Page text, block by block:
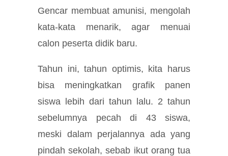
Gencar membuat amunisi, mengolah
kata-kata menarik, agar menuai
calon peserta didik baru.
Tahun ini, tahun optimis, kita harus
bisa meningkatkan grafik panen
siswa lebih dari tahun lalu. 2 tahun
sebelumnya pecah di 43 siswa,
meski dalam perjalannya ada yang
pindah sekolah, sebab ikut orang tua